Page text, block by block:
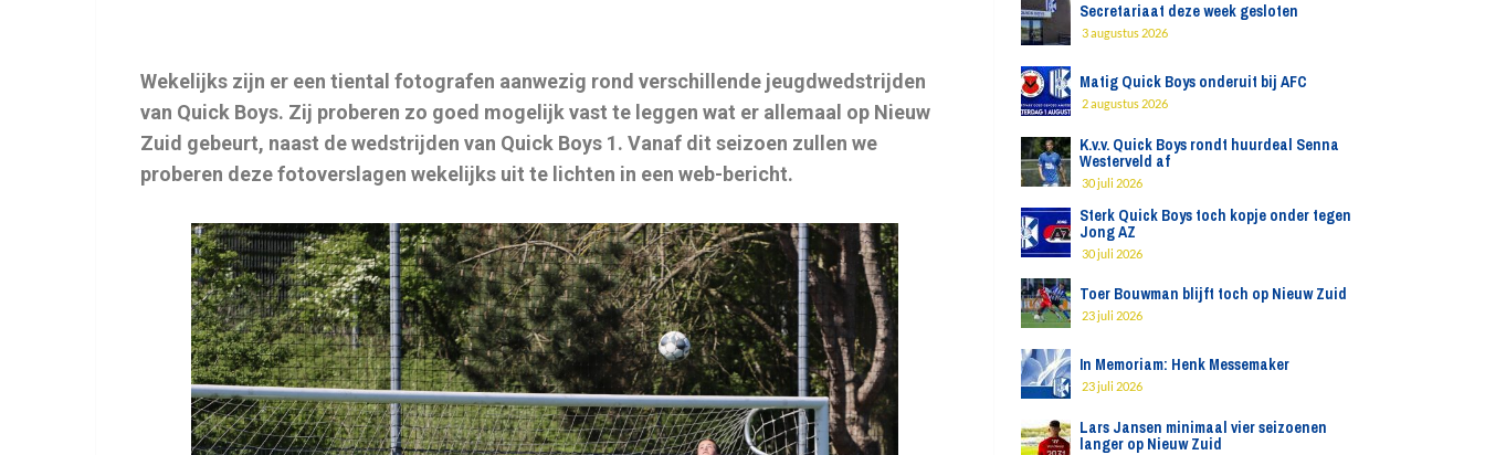
Wekelijks zijn er een tiental fotografen aanwezig rond verschillende jeugdwedstrijden
van Quick Boys. Zij proberen zo goed mogelijk vast te leggen wat er allemaal op Nieuw
Zuid gebeurt, naast de wedstrijden van Quick Boys 1. Vanaf dit seizoen zullen we
proberen deze fotoverslagen wekelijks uit te lichten in een web-bericht.
Secretariaat deze week gesloten
3 augustus 2026
Matig Quick Boys onderuit bij AFC
2 augustus 2026
K.v.v. Quick Boys rondt huurdeal Senna
Westerveld af
30 juli 2026
Sterk Quick Boys toch kopje onder tegen
Jong AZ
30 juli 2026
Toer Bouwman blijft toch op Nieuw Zuid
23 juli 2026
In Memoriam: Henk Messemaker
23 juli 2026
Lars Jansen minimaal vier seizoenen
langer op Nieuw Zuid